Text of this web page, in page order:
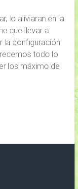
lo aliviaran en la
que llevar a
la configuración
todo lo
los máximo de